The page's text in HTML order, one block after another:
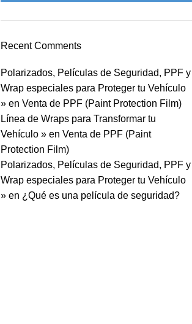
Recent Comments
Polarizados, Películas de Seguridad, PPF y
Wrap especiales para Proteger tu Vehículo
»en Venta de PPF (Paint Protection Film)
Línea de Wraps para Transformar tu
Vehículo »en Venta de PPF (Paint
Protection Film)
Polarizados, Películas de Seguridad, PPF y
Wrap especiales para Proteger tu Vehículo
»en ¿Qué es una película de seguridad?